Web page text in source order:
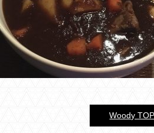
交通のご案内
フォトギャラ
ブログ
Woody TOP